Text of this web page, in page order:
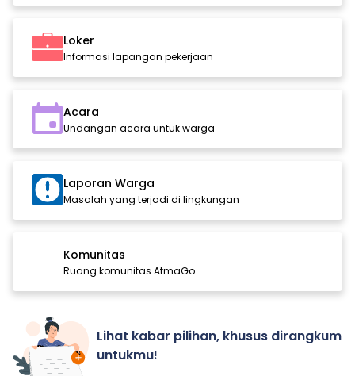
Loker
Informasi lapangan pekerjaan
Acara
Undangan acara untuk warga
Laporan Warga
Masalah yang terjadi di lingkungan
Komunitas
Ruang komunitas AtmaGo
Lihat kabar pilihan, khusus dirangkum
untukmu!